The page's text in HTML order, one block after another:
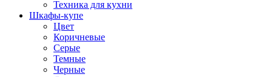
Техника для кухни
Шкафы-купе
Цвет
Коричневые
Серые
Темные
Черные